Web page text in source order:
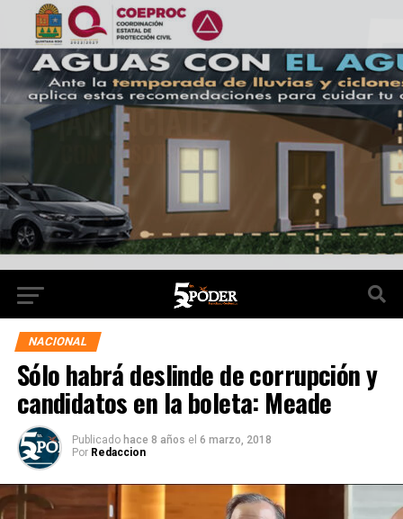
NACIONAL
Sólo habrá deslinde de corrupción y
candidatos en la boleta: Meade
Publicado hace 8 años el 6 marzo, 2018
Por Redaccion